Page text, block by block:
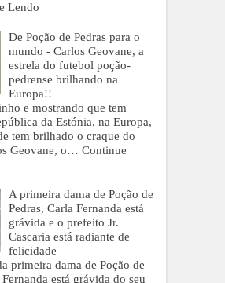
Lendo
De Poção de Pedras para o
mundo - Carlos Geovane, a
estrela do futebol poção-
pedrense brilhando na
Europa!!
e mostrando que tem
da Estónia, na Europa,
tem brilhado o craque do
Geovane, o… Continue
A primeira dama de Poção de
Pedras, Carla Fernanda está
grávida e o prefeito Jr.
Cascaria está radiante de
felicidade
primeira dama de Poção de
está grávida do seu